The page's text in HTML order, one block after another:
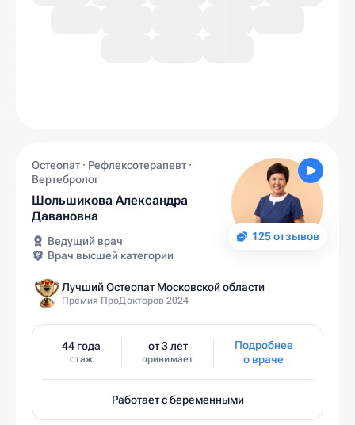
125 отзывов
Остеопат · Рефлексотерапевт ·
Вертебролог
Шольшикова Александра
Давановна
Ведущий врач
Врач высшей категории
Лучший Остеопат Московской области
Премия ПроДокторов 2024
44 года
стаж
от 3 лет
принимает
Подробнее
о враче
Работает с беременными